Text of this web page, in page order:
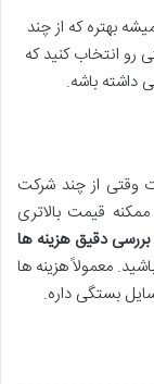
بهتره که از چند
انتخاب کنید که
داشته باشه.
وقتی از چند شرکت
قیمت بالاتری
بررسی دقیق هزینه ها
معمولاً هزینه ها
بستگی داره.